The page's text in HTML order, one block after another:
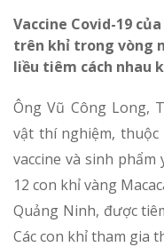
Vaccine Covid-19
trên khỉ trong vòng
liều tiêm cách nhau
Ông Vũ Công Long,
vật thí nghiệm,
vaccine và sinh
12 con khỉ vàng
Quảng Ninh, được
Các con khỉ tham gia